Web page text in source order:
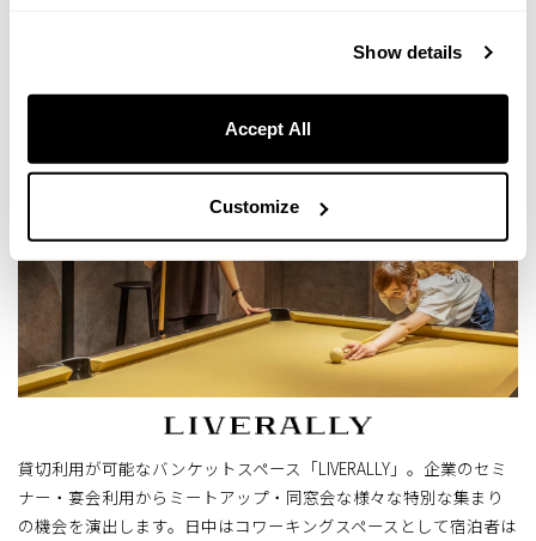
Show details
Accept All
Customize
貸切利用が可能なバンケットスペース「LIVERALLY」。 企業のセミ
ナー・宴会利用からミートアップ・同窓会な​様々な特別な集まり
の機会を演出します。 日中はコワーキングスペースとして宿泊者は